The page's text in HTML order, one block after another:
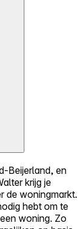
Beijerland, en
krijg je
de woningmarkt.
hebt om te
woning. Zo